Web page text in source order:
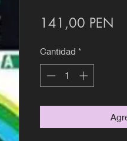
141,00 PEN
Cantidad *